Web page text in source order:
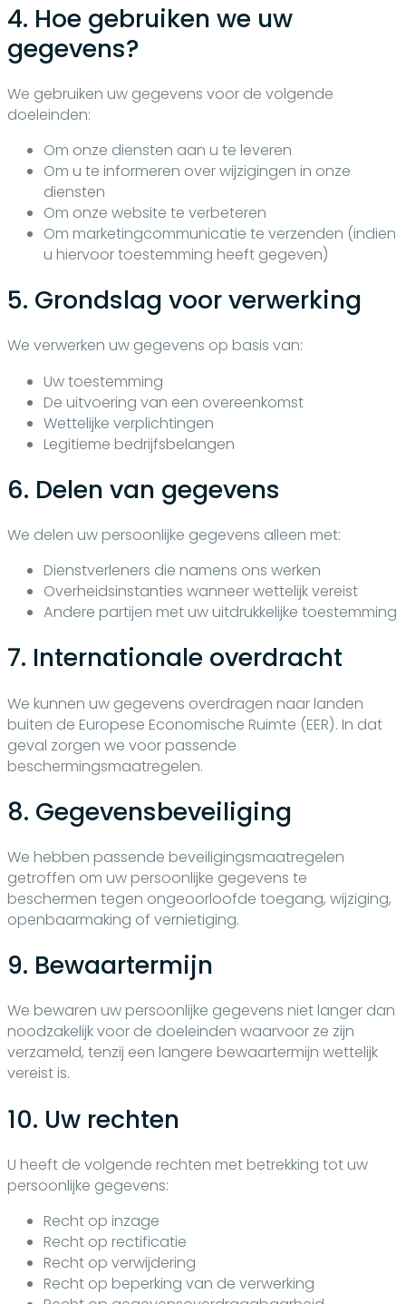
4. Hoe gebruiken we uw
gegevens?
We gebruiken uw gegevens voor de volgende
doeleinden:
Om onze diensten aan u te leveren
Om u te informeren over wijzigingen in onze
diensten
Om onze website te verbeteren
Om marketingcommunicatie te verzenden (indien
u hiervoor toestemming heeft gegeven)
5. Grondslag voor verwerking
We verwerken uw gegevens op basis van:
Uw toestemming
De uitvoering van een overeenkomst
Wettelijke verplichtingen
Legitieme bedrijfsbelangen
6. Delen van gegevens
We delen uw persoonlijke gegevens alleen met:
Dienstverleners die namens ons werken
Overheidsinstanties wanneer wettelijk vereist
Andere partijen met uw uitdrukkelijke toestemming
7. Internationale overdracht
We kunnen uw gegevens overdragen naar landen
buiten de Europese Economische Ruimte (EER). In dat
geval zorgen we voor passende
beschermingsmaatregelen.
8. Gegevensbeveiliging
We hebben passende beveiligingsmaatregelen
getroffen om uw persoonlijke gegevens te
beschermen tegen ongeoorloofde toegang, wijziging,
openbaarmaking of vernietiging.
9. Bewaartermijn
We bewaren uw persoonlijke gegevens niet langer dan
noodzakelijk voor de doeleinden waarvoor ze zijn
verzameld, tenzij een langere bewaartermijn wettelijk
vereist is.
10. Uw rechten
U heeft de volgende rechten met betrekking tot uw
persoonlijke gegevens:
Recht op inzage
Recht op rectificatie
Recht op verwijdering
Recht op beperking van de verwerking